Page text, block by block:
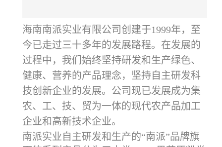
海南南派实业有限公司创建于1999年，至
今已走过三十多年的发展路程。在发展的
过程中，我们始终坚持研发和生产绿色、
健康、营养的产品理念，坚持自主研发科
技创新企业的发展。公司现已发展成为集
农、工、技、贸为一体的现代农产品加工
企业和高新技术企业。
南派实业自主研发和生产的“南派”品牌旗